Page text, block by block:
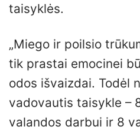
taisyklės.
„Miego ir poilsio
tik prastai emocinei
odos išvaizdai. Todėl
vadovautis taisykle –
valandos darbui ir 8